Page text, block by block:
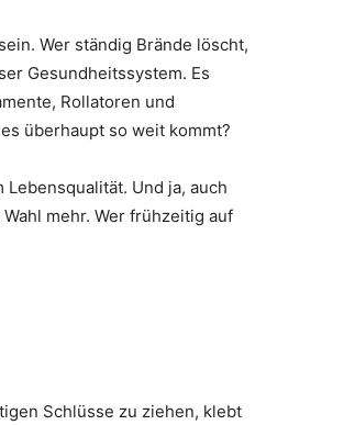
Wer ständig Brände löscht,
Gesundheitssystem. Es
Rollatoren und
überhaupt so weit kommt?
Lebensqualität. Und ja, auch
mehr. Wer frühzeitig auf
Schlüsse zu ziehen, klebt